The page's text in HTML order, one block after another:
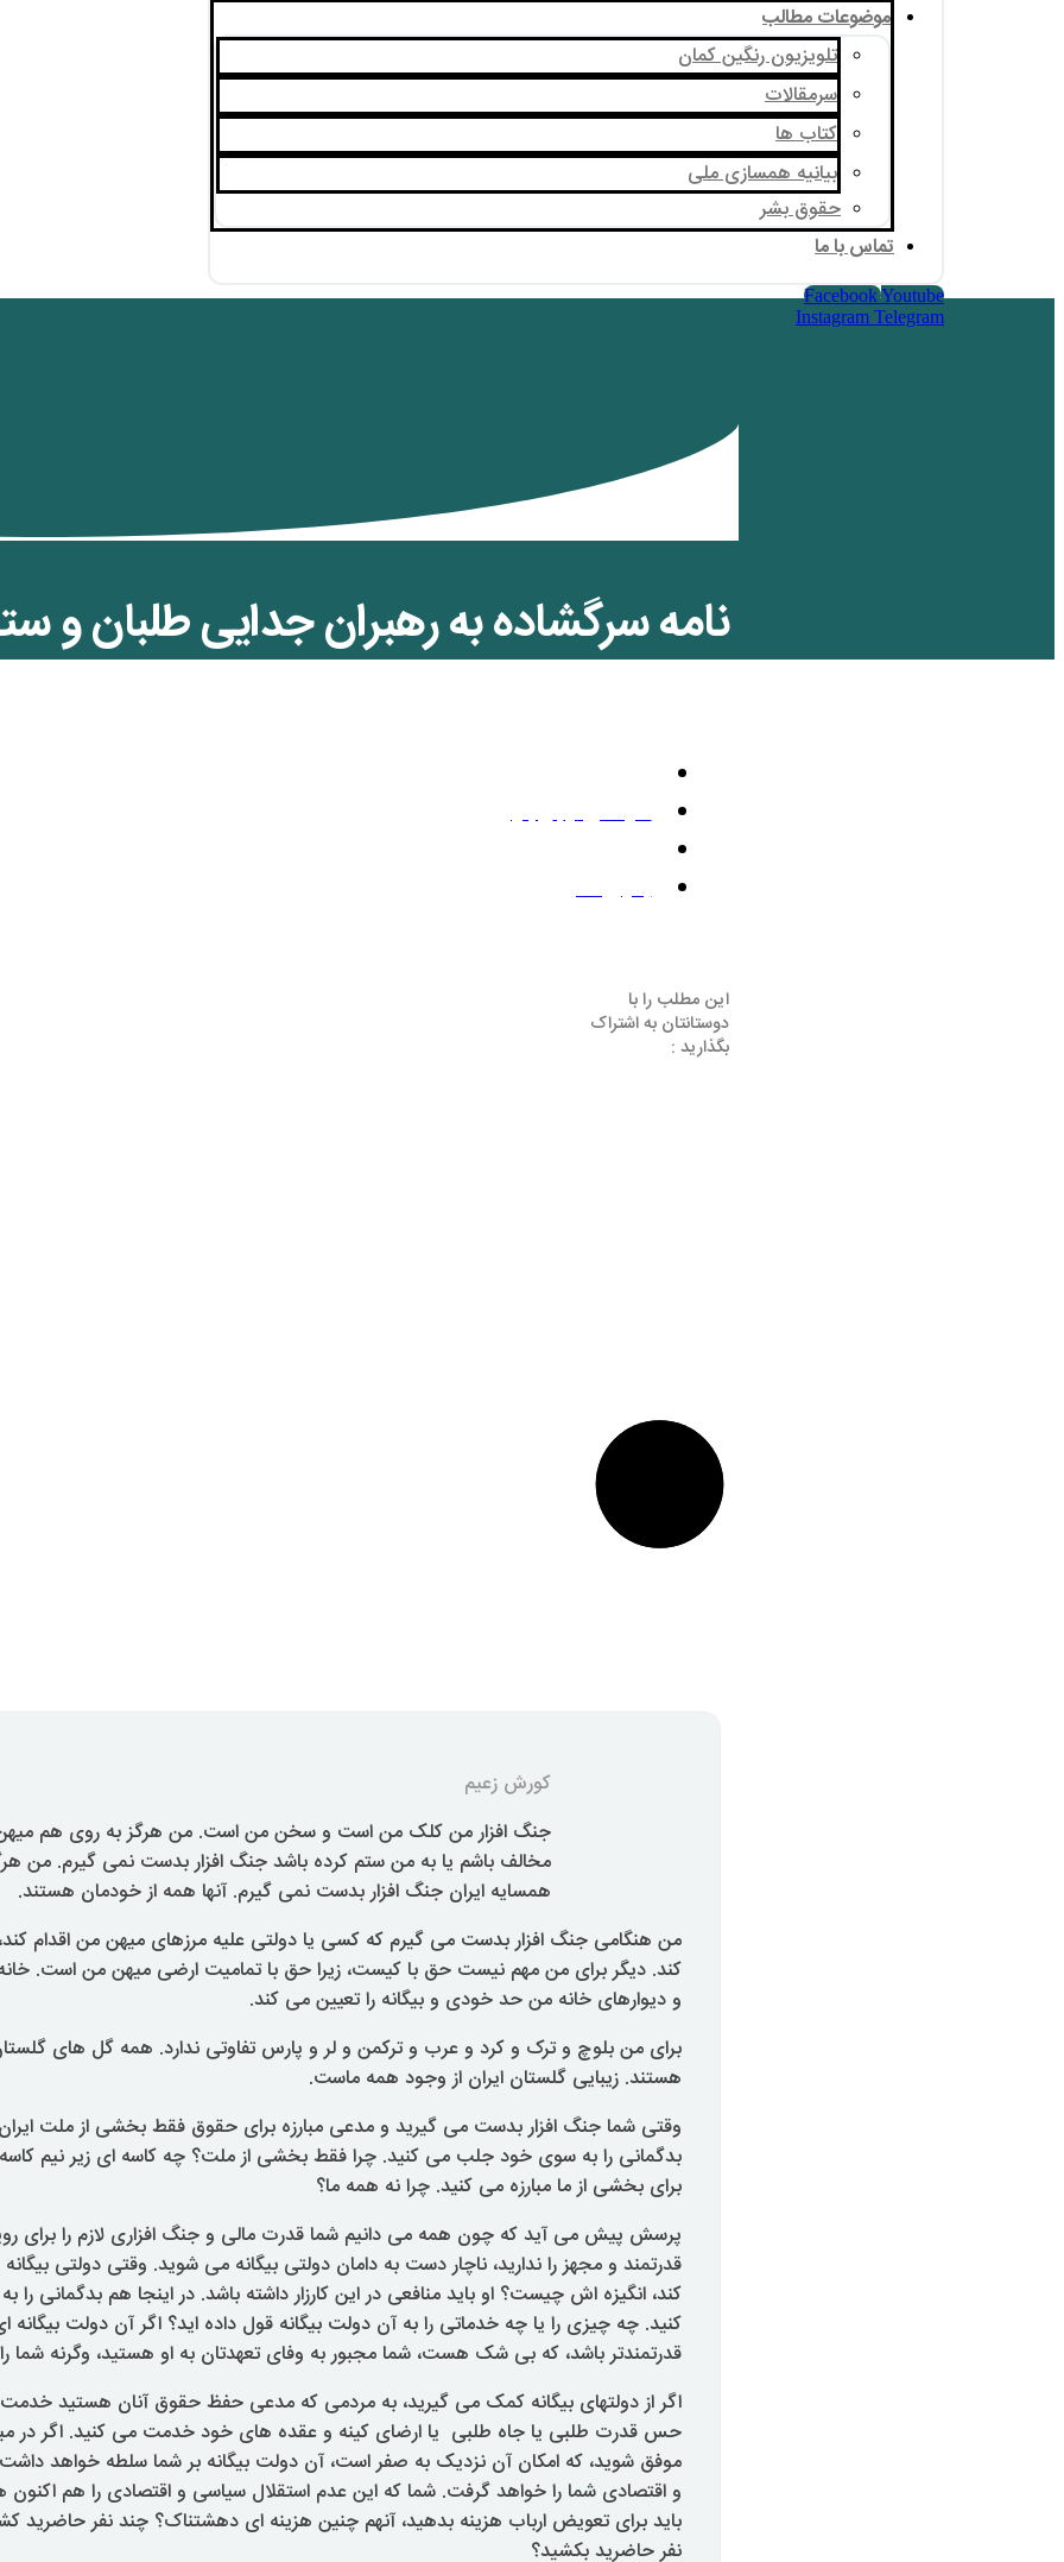
موضوعات مطالب
تلویزیون رنگین کمان
سرمقالات
کتاب ها
بیانیه همسازی ملی
حقوق بشر
تماس با ما
FacebookYoutube
Instagram Telegram
نامه سرگشاده به رهبران جدایی طلبان و
سپتامبر 8, 2012
بدون نظر
این مطلب را با
دوستانتان به اشتراک
بگذارید :
کورش زعیم
جنگ افزار من کلک من است و سخن من است. من هرگز به روی هم میهن
مخالف باشم یا به من ستم کرده باشد جنگ افزار بدست نمی گیرم. من
همسایه ایران جنگ افزار بدست نمی گیرم. آنها همه از خودمان هستند.
من هنگامی جنگ افزار بدست می گیرم که کسی یا دولتی علیه مرزهای میهن من اقدام کند،
کند. دیگر برای من مهم نیست حق با کیست، زیرا حق با تمامیت ارضی میهن من است.
و دیوارهای خانه من حد خودی و بیگانه را تعیین می کند.
برای من بلوچ و ترک و کرد و عرب و ترکمن و لر و پارس تفاوتی ندارد. همه گل های
هستند. زیبایی گلستان ایران از وجود همه ماست.
وقتی شما جنگ افزار بدست می گیرید و مدعی مبارزه برای حقوق فقط بخشی از ملت
بدگمانی را به سوی خود جلب می کنید. چرا فقط بخشی از ملت؟ چه کاسه ای زیر نیم
برای بخشی از ما مبارزه می کنید. چرا نه همه ما؟
پرسش پیش می آید که چون همه می دانیم شما قدرت مالی و جنگ افزاری لازم را برای
قدرتمند و مجهز را ندارید، ناچار دست به دامان دولتی بیگانه می شوید. وقتی دولتی
کند، انگیزه اش چیست؟ او باید منافعی در این کارزار داشته باشد. در اینجا هم بدگمانی
کنید. چه چیزی را یا چه خدماتی را به آن دولت بیگانه قول داده اید؟ اگر آن دولت بیگانه
قدرتمندتر باشد، که بی شک هست، شما مجبور به وفای تعهدتان به او هستید، وگرنه شما
اگر از دولتهای بیگانه کمک می گیرید، به مردمی که مدعی حفظ حقوق آنان هستید
حس قدرت طلبی یا جاه طلبی یا ارضای کینه و عقده های خود خدمت می کنید. اگر در
موفق شوید، که امکان آن نزدیک به صفر است، آن دولت بیگانه بر شما سلطه خواهد
و اقتصادی شما را خواهد گرفت. شما که این عدم استقلال سیاسی و اقتصادی را هم اکنون
باید برای تعویض ارباب هزینه بدهید، آنهم چنین هزینه ای دهشتناک؟ چند نفر حاضرید
نفر حاضرید بکشید؟